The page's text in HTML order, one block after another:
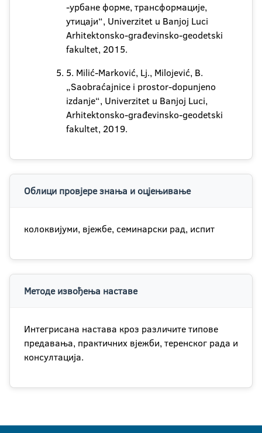
-урбане форме, трансформације,
утицаји“, Univerzitet u Banjoj Luci
Arhitektonsko-građevinsko-geodetski
fakultet, 2015.
5. Milić-Marković, Lj., Milojević, B.
„Saobraćajnice i prostor-dopunjeno
izdanje“, Univerzitet u Banjoj Luci,
Arhitektonsko-građevinsko-geodetski
fakultet, 2019.
Облици провјере знања и оцјењивање
колоквијуми, вјежбе, семинарски рад, испит
Методе извођења наставе
Интегрисана настава кроз различите типове
предавања, практичних вјежби, теренског рада и
консултација.